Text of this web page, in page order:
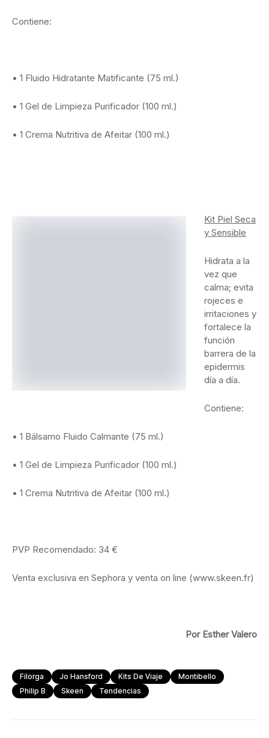
Contiene:
• 1 Fluido Hidratante Matificante (75 ml.)
• 1 Gel de Limpieza Purificador (100 ml.)
• 1 Crema Nutritiva de Afeitar (100 ml.)
Kit Piel Seca
y Sensible
Hidrata a la
vez que
calma; evita
rojeces e
irritaciones y
fortalece la
función
barrera de la
epidermis
día a día.
Contiene:
• 1 Bálsamo Fluido Calmante (75 ml.)
• 1 Gel de Limpieza Purificador (100 ml.)
• 1 Crema Nutritiva de Afeitar (100 ml.)
PVP Recomendado: 34 €
Venta exclusiva en Sephora y venta on line (www.skeen.fr)
Por Esther Valero
Filorga Jo Hansford Kits De Viaje
Montibello
Philip B
Skeen Tendencias